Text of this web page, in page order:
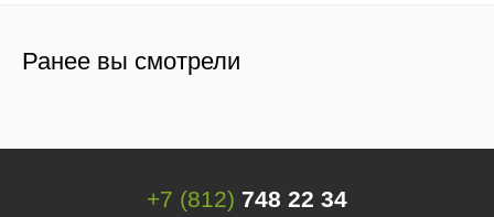
Ранее вы смотрели
+7 (812) 748 22 34